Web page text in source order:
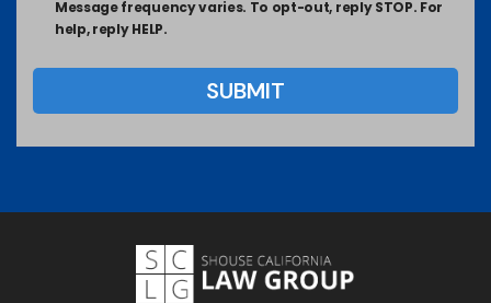
Message frequency varies. To opt-out, reply STOP. For
help, reply HELP.